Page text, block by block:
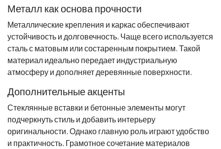
Металл как основа прочности
Металлические крепления и каркас обеспечивают
устойчивость и долговечность. Чаще всего используется
сталь с матовым или состаренным покрытием. Такой
материал идеально передает индустриальную
атмосферу и дополняет деревянные поверхности.
Дополнительные акценты
Стеклянные вставки и бетонные элементы могут
подчеркнуть стиль и добавить интерьеру
оригинальности. Однако главную роль играют удобство
и практичность. Грамотное сочетание материалов